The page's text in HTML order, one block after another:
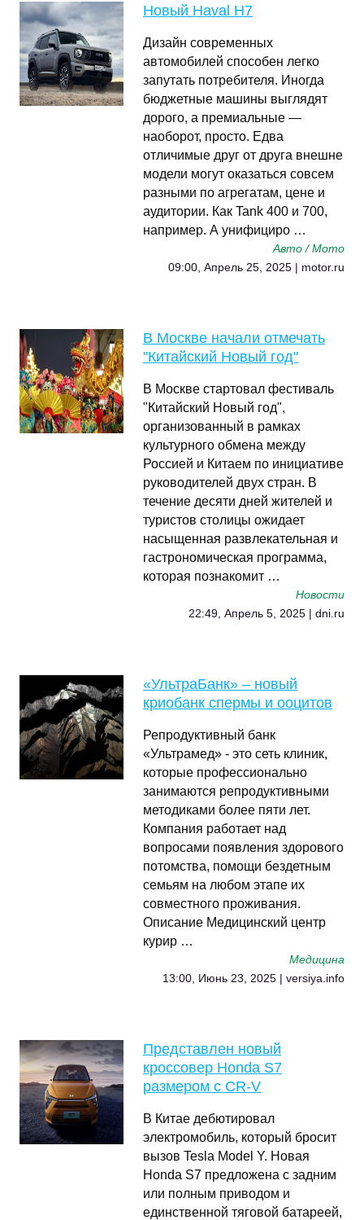
Новый Haval H7
Дизайн современных
автомобилей способен легко
запутать потребителя. Иногда
бюджетные машины выглядят
дорого, а премиальные —
наоборот, просто. Едва
отличимые друг от друга внешне
модели могут оказаться совсем
разными по агрегатам, цене и
аудитории. Как Tank 400 и 700,
например. А унифициро …
Авто / Мото
09:00, Апрель 25, 2025 | motor.ru
В Москве начали отмечать
"Китайский Новый год"
В Москве стартовал фестиваль
"Китайский Новый год",
организованный в рамках
культурного обмена между
Россией и Китаем по инициативе
руководителей двух стран. В
течение десяти дней жителей и
туристов столицы ожидает
насыщенная развлекательная и
гастрономическая программа,
которая познакомит …
Новости
22:49, Апрель 5, 2025 | dni.ru
«УльтраБанк» – новый
криобанк спермы и ооцитов
Репродуктивный банк
«Ультрамед» - это сеть клиник,
которые профессионально
занимаются репродуктивными
методиками более пяти лет.
Компания работает над
вопросами появления здорового
потомства, помощи бездетным
семьям на любом этапе их
совместного проживания.
Описание Медицинский центр
курир …
Медицина
13:00, Июнь 23, 2025 | versiya.info
Представлен новый
кроссовер Honda S7
размером с CR-V
В Китае дебютировал
электромобиль, который бросит
вызов Tesla Model Y. Новая
Honda S7 предложена с задним
или полным приводом и
единственной тяговой батареей,